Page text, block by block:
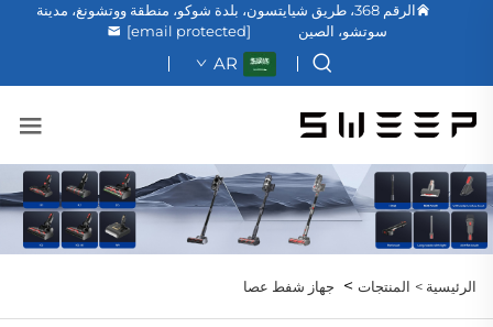
الرقم 368، طريق شيايتسون، بلدة شوكو، منطقة ووتشونغ، مدينة
سوتشو، الصين
[email protected]
AR
الرئيسية > المنتجات > جهاز شفط عصا